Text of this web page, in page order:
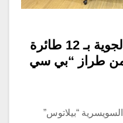
إندونيسيا تعزز قواتها الجوية بـ 12 طائرة
طراز “بي سي
“بيلاتوس”